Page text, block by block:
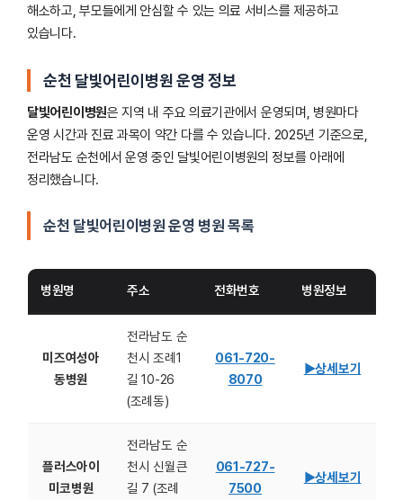
해소하고, 부모들에게 안심할 수 있는 의료 서비스를 제공하고
있습니다.
순천 달빛어린이병원 운영 정보
달빛어린이병원은 지역 내 주요 의료기관에서 운영되며, 병원마다
운영 시간과 진료 과목이 약간 다를 수 있습니다. 2025년 기준으로,
전라남도 순천에서 운영 중인 달빛어린이병원의 정보를 아래에
정리했습니다.
순천 달빛어린이병원 운영 병원 목록
병원명 주소 전화번호 병원정보
미즈여성아
동병원
전라남도 순
천시 조례1
길 10-26
(조례동)
061-720-
8070
▶상세보기
플러스아이
미코병원
전라남도 순
천시 신월큰
길 7 (조례
061-727-
7500
▶상세보기